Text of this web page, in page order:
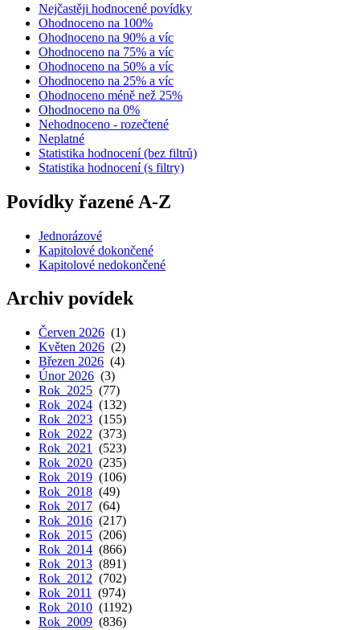
Nejčastěji hodnocené povídky
Ohodnoceno na 100%
Ohodnoceno na 90% a víc
Ohodnoceno na 75% a víc
Ohodnoceno na 50% a víc
Ohodnoceno na 25% a víc
Ohodnoceno méně než 25%
Ohodnoceno na 0%
Nehodnoceno - rozečtené
Neplatné
Statistika hodnocení (bez filtrů)
Statistika hodnocení (s filtry)
Povídky řazené A-Z
Jednorázové
Kapitolové dokončené
Kapitolové nedokončené
Archiv povídek
Červen 2026 (1)
Květen 2026 (2)
Březen 2026 (4)
Únor 2026 (3)
Rok 2025 (77)
Rok 2024 (132)
Rok 2023 (155)
Rok 2022 (373)
Rok 2021
(523)
Rok 2020 (235)
Rok 2019 (106)
Rok 2018 (49)
Rok 2017 (64)
Rok 2016 (217)
Rok 2015 (206)
Rok 2014 (866)
Rok 2013 (891)
Rok 2012 (702)
Rok 2011
(974)
Rok 2010 (1192)
Rok 2009 (836)